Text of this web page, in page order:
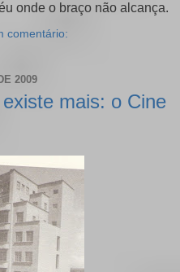
onde o braço não alcança.
comentário:
2009
mais: o Cine